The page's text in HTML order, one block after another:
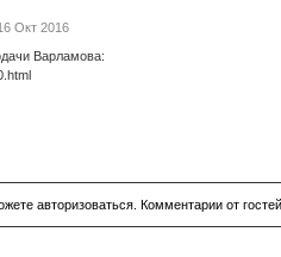
Окт 2016
Варламова:
авторизоваться. Комментарии от